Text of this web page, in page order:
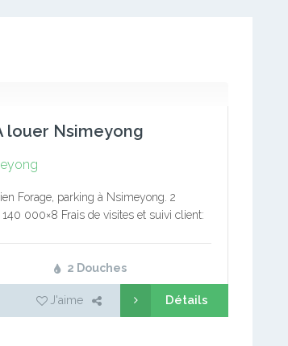
louer Nsimeyong
Forage, parking à Nsimeyong. 2
000×8 Frais de visites et suivi client:
2 Douches
J'aime Détails